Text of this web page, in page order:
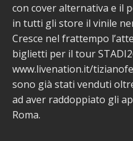
con cover alternativa e il
in tutti gli store il vinile
Cresce nel frattempo
biglietti per il tour
www.livenation.it/
sono già stati venduti
ad aver raddoppiato gli
Roma.